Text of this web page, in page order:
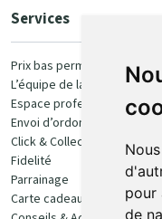
pour
de
Services
Prix bas permanent
L’équipe de la pharmacie
Espace professionnel
Envoi d’ordonnance
Click & Collect
Fidelité
Parrainage
Carte cadeau